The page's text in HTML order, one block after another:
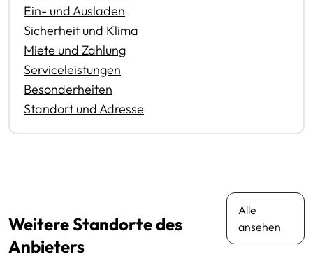
Ein- und Ausladen
Sicherheit und Klima
Miete und Zahlung
Serviceleistungen
Besonderheiten
Standort und Adresse
Weitere Standorte des
Anbieters
Alle
ansehen